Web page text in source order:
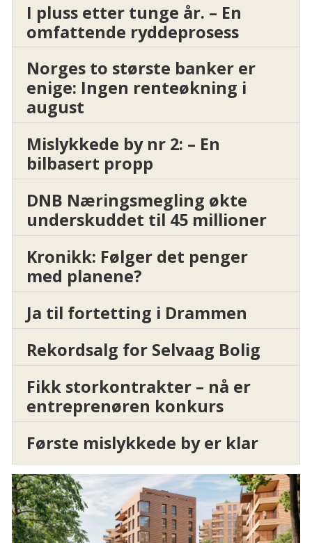
I pluss etter tunge år. – En
omfattende ryddeprosess
Norges to største banker er
enige: Ingen renteøkning i
august
Mislykkede by nr 2: – En
bilbasert propp
DNB Næringsmegling økte
underskuddet til 45 millioner
Kronikk: Følger det penger
med planene?
Ja til fortetting i Drammen
Rekordsalg for Selvaag Bolig
Fikk storkontrakter – nå er
entreprenøren konkurs
Første mislykkede by er klar